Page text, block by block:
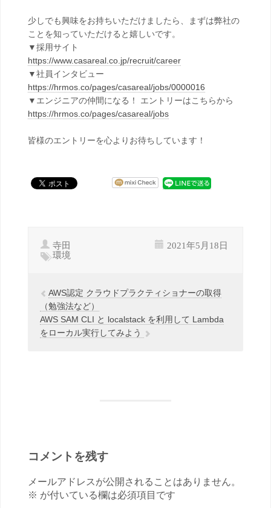
少しでも興味をお持ちいただけましたら、まずは弊社の
ことを知っていただけると嬉しいです。
▼採用サイト
https://www.casareal.co.jp/recruit/career
▼社員インタビュー
https://hrmos.co/pages/casareal/jobs/0000016
▼エンジニアの仲間になる！ エントリーはこちらから
https://hrmos.co/pages/casareal/jobs
皆様のエントリーを心よりお待ちしています！
寺田 2021年5月18日
環境
AWS認定 クラウドプラクティショナーの取得
（勉強法など）
AWS SAM CLI と localstack を利用して Lambda
をローカル実行してみよう
コメントを残す
メールアドレスが公開されることはありません。
※ が付いている欄は必須項目です